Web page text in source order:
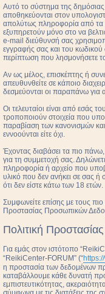
Αυτό το σύστημα της
αποθηκεύονται στον
απολύτως πληροφορία από τα
εξυπηρετούν μόνο στο να
e-mail διεύθυνσή σας
εγγραφής σας και του
περίπτωση που λησμονήσετε
Αν ως μέλος, επισκέπτης ή
απευθυνθείτε σε κάποιο
δεσμεύονται οι παραπάνω για
Οι τελευταίοι είναι από εσάς
τροποποιούν στοιχεία που
παραβίαση των κανονισμών
εννοούνται είτε όχι.
Έχοντας διαβάσει τα πιο
για τη συμμετοχή σας.
πληροφορία ή αρχείο που
υλικό που δεν ανήκει σε σας
ότι δεν είστε κάτω των 18 ετών.
Συμφωνείτε επίσης με τους
Προστασίας Προσωπικών
Πολιτική
Για εμάς στον ιστότοπο
“ReikiCenter-FORUM” (“
η προστασία των δεδομένων
καταβάλλουμε κάθε δυνατή
εμπιστευτικότητας,